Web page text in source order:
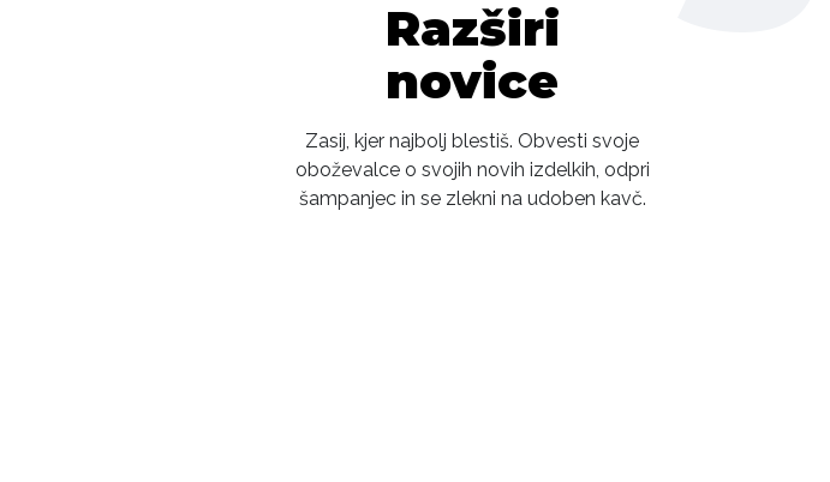
Razširi
novice
Zasij, kjer najbolj blestiš. Obvesti svoje
oboževalce o svojih novih izdelkih, odpri
šampanjec in se zlekni na udoben kavč.